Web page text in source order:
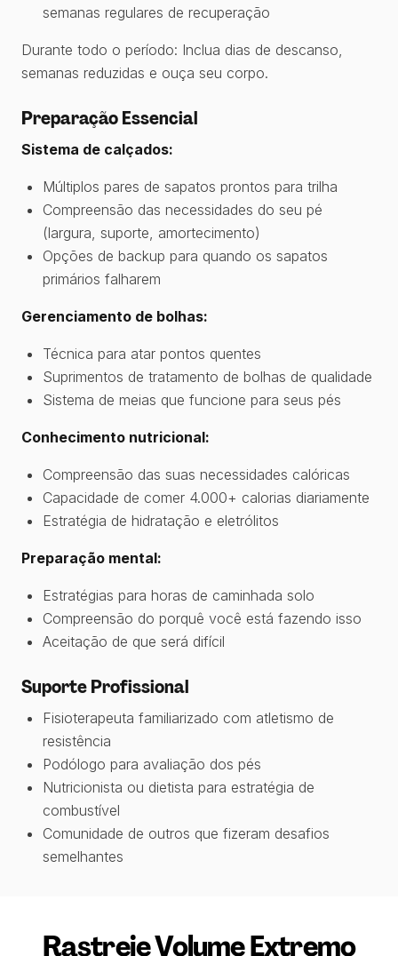
semanas regulares de recuperação
Durante todo o período: Inclua dias de descanso,
semanas reduzidas e ouça seu corpo.
Preparação Essencial
Sistema de calçados:
Múltiplos pares de sapatos prontos para trilha
Compreensão das necessidades do seu pé
(largura, suporte, amortecimento)
Opções de backup para quando os sapatos
primários falharem
Gerenciamento de bolhas:
Técnica para atar pontos quentes
Suprimentos de tratamento de bolhas de qualidade
Sistema de meias que funcione para seus pés
Conhecimento nutricional:
Compreensão das suas necessidades calóricas
Capacidade de comer 4.000+ calorias diariamente
Estratégia de hidratação e eletrólitos
Preparação mental:
Estratégias para horas de caminhada solo
Compreensão do porquê você está fazendo isso
Aceitação de que será difícil
Suporte Profissional
Fisioterapeuta familiarizado com atletismo de
resistência
Podólogo para avaliação dos pés
Nutricionista ou dietista para estratégia de
combustível
Comunidade de outros que fizeram desafios
semelhantes
Rastreie Volume Extremo